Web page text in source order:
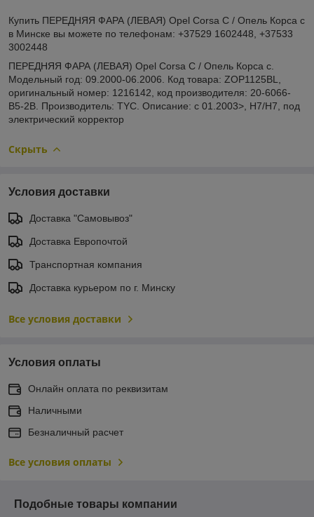
Купить ПЕРЕДНЯЯ ФАРА (ЛЕВАЯ) Opel Corsa C / Опель Корса с
в Минске вы можете по телефонам: +37529 1602448, +37533
3002448
ПЕРЕДНЯЯ ФАРА (ЛЕВАЯ) Opel Corsa C / Опель Корса с.
Модельный год: 09.2000-06.2006. Код товара: ZOP1125BL,
оригинальный номер: 1216142, код производителя: 20-6066-
B5-2B. Производитель: TYC. Описание: с 01.2003>, Н7/Н7, под
электрический корректор
Скрыть
Условия доставки
Доставка "Самовывоз"
Доставка Европочтой
Транспортная компания
Доставка курьером по г. Минску
Все условия доставки
Условия оплаты
Онлайн оплата по реквизитам
Наличными
Безналичный расчет
Все условия оплаты
Подобные товары компании